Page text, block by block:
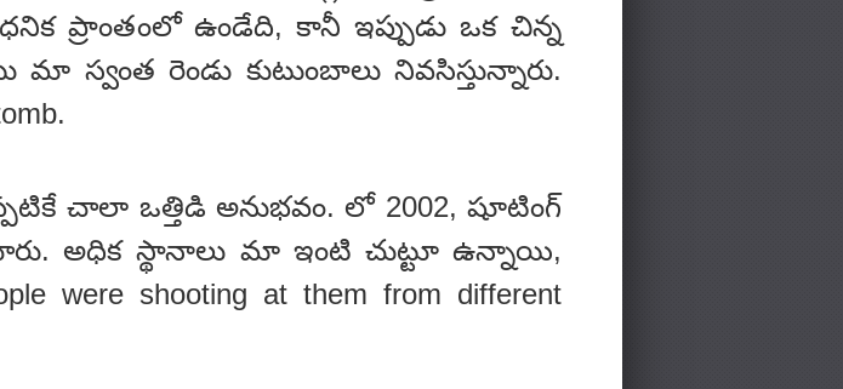
ప్రాంతంలో ఉండేది, కానీ ఇప్పుడు ఒక చిన్న
స్వంత రెండు కుటుంబాలు నివసిస్తున్నారు.
చాలా ఒత్తిడి అనుభవం. లో 2002, షూటింగ్
అధిక స్థానాలు మా ఇంటి చుట్టూ ఉన్నాయి,
were shooting at them from different